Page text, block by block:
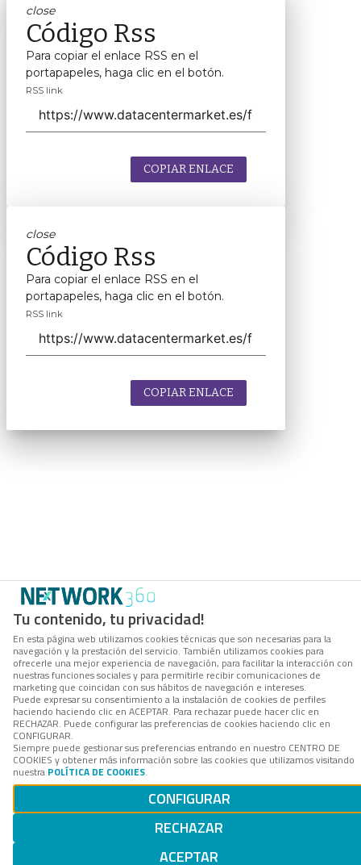
Tu contenido, tu privacidad!
En esta página web utilizamos cookies técnicas que son necesarias para la
navegación y la prestación del servicio. También utilizamos cookies para
ofrecerle una mejor experiencia de navegación, para facilitar la interacción con
nuestras funciones sociales y para permitirle recibir comunicaciones de
marketing que coincidan con sus hábitos de navegación e intereses.
Puede expresar su consentimiento a la instalación de cookies de perfiles
haciendo haciendo clic en ACEPTAR. Para rechazar puede hacer clic en
RECHAZAR. Puede configurar las preferencias de cookies haciendo clic en
CONFIGURAR.
Siempre puede gestionar sus preferencias entrando en nuestro CENTRO DE
COOKIES y obtener más información sobre las cookies que utilizamos visitando
nuestra POLÍTICA DE COOKIES.
CONFIGURAR
RECHAZAR
ACEPTAR
close
Código Rss
Para copiar el enlace RSS en el
portapapeles, haga clic en el botón.
RSS link
COPIAR ENLACE
close
Código Rss
Para copiar el enlace RSS en el
portapapeles, haga clic en el botón.
RSS link
COPIAR ENLACE